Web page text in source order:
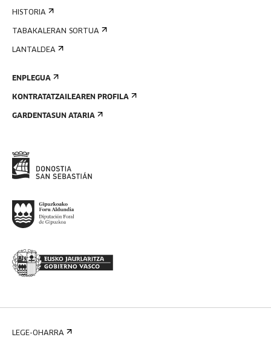
HISTORIA
TABAKALERAN SORTUA
LANTALDEA
ENPLEGUA
KONTRATATZAILEAREN PROFILA
GARDENTASUN ATARIA
LEGE-OHARRA